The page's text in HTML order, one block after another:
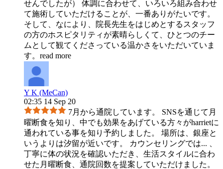
せんでしたが） 体調に合わせて、いろいろ組み合わせ
て施術していただけることが、一番ありがたいです。
そして、なにより、院長先生をはじめとするスタッフ
の方のホスピタリティが素晴らしくて、ひとつのチー
ムとして観てくださっている温かさをいただいていま
す。 read more
Y K (MeCan)
02:35 14 Sep 20
7月から通院しています。 SNSを通じて月
曜断食を知り、中でも効果をあげている方々がharrietに
通われている事を知り予約しました。 場所は、銀座と
いうよりは汐留が近いです。 カウンセリングでは...
丁寧に体の状況を確認いただき、生活スタイルに合わ
せた月曜断食、通院回数を提案していただけました。